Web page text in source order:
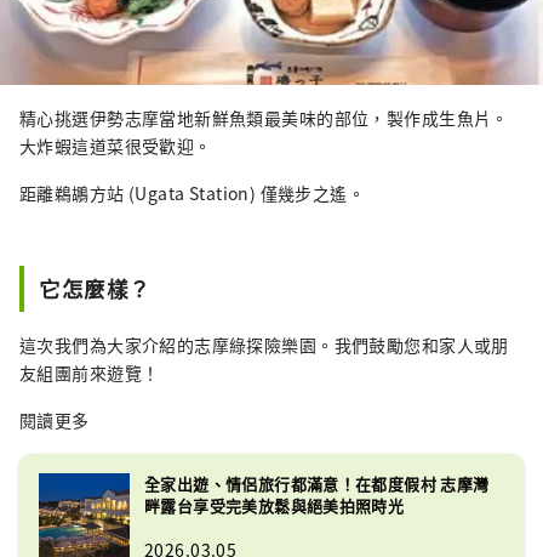
精心挑選伊勢志摩當地新鮮魚類最美味的部位，製作成生魚片。
大炸蝦這道菜很受歡迎。
距離鵜鶘方站 (Ugata Station) 僅幾步之遙。
它怎麼樣？
這次我們為大家介紹的志摩綠探險樂園。我們鼓勵您和家人或朋
友組團前來遊覽！
閱讀更多
全家出遊、情侶旅行都滿意！在都度假村 志摩灣
畔露台享受完美放鬆與絕美拍照時光
2026.03.05